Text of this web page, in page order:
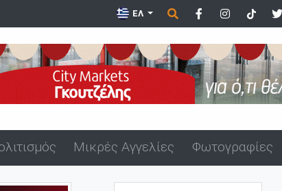
Δύο συλλήψεις για ναρκωτικά στο λιμάνι της Αλεξανδρούπολης μ...
ΕΛ
Μικρές Αγγελίες Φωτογραφίες